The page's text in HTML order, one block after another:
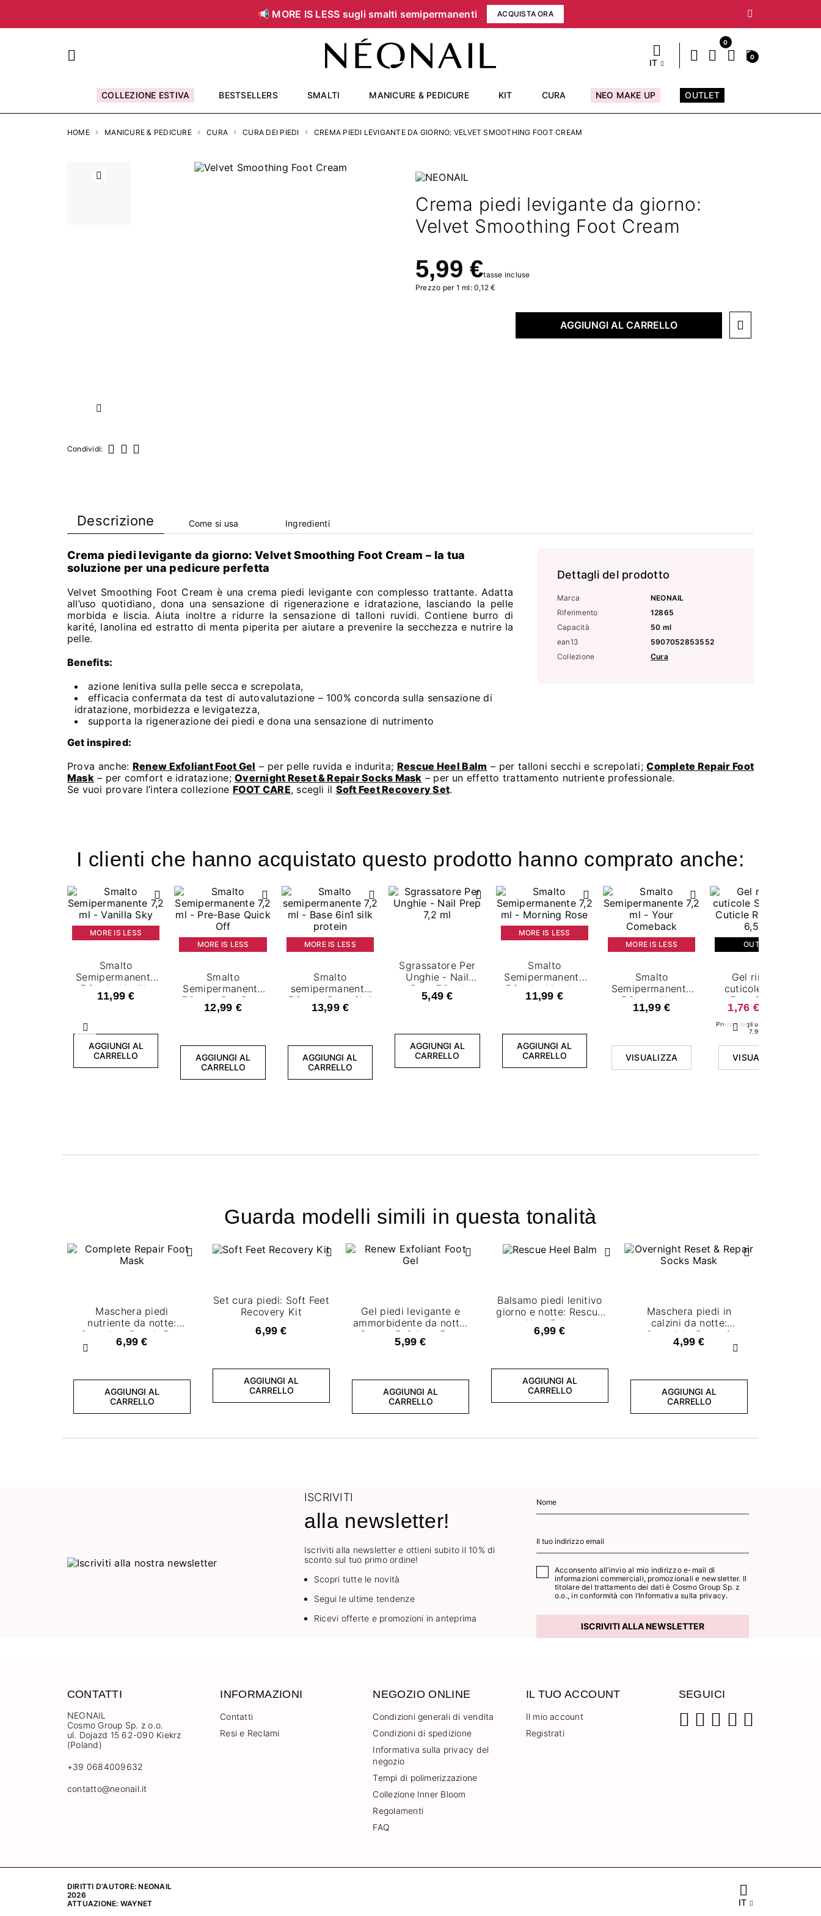
📢 MORE IS LESS sugli smalti semipermanenti ACQUISTA ORA
IT
0
0
COLLEZIONE ESTIVA BESTSELLERS SMALTI MANICURE & PEDICURE KIT CURA NEO MAKE UP OUTLET
HOME MANICURE & PEDICURE CURA CURA DEI PIEDI CREMA PIEDI LEVIGANTE DA GIORNO: VELVET SMOOTHING FOOT CREAM
Precedente
Successivo
Condividi:
Crema piedi levigante da giorno:
Velvet Smoothing Foot Cream
5,99 €tasse incluse
Prezzo per 1 ml: 0,12 €
AGGIUNGI AL CARRELLO
Descrizione Come si usa Ingredienti
Dettagli del prodotto
Marca
NEONAIL
Riferimento
12865
Capacità
50 ml
ean13
5907052853552
Collezione
Cura
Crema piedi levigante da giorno: Velvet Smoothing Foot Cream – la tua
soluzione per una pedicure perfetta
Velvet Smoothing Foot Cream è una crema piedi levigante con complesso trattante. Adatta
all’uso quotidiano, dona una sensazione di rigenerazione e idratazione, lasciando la pelle
morbida e liscia. Aiuta inoltre a ridurre la sensazione di talloni ruvidi. Contiene burro di
karité, lanolina ed estratto di menta piperita per aiutare a prevenire la secchezza e nutrire la
pelle.
Benefits:
azione lenitiva sulla pelle secca e screpolata,
efficacia confermata da test di autovalutazione – 100% concorda sulla sensazione di
idratazione, morbidezza e levigatezza,
supporta la rigenerazione dei piedi e dona una sensazione di nutrimento
Get inspired:
Prova anche: Renew Exfoliant Foot Gel – per pelle ruvida e indurita; Rescue Heel Balm – per talloni secchi e screpolati;Complete Repair Foot
Mask– per comfort e idratazione;Overnight Reset & Repair Socks Mask – per un effetto trattamento nutriente professionale.
Se vuoi provare l’intera collezione FOOT CARE, scegli il Soft Feet Recovery Set.
I clienti che hanno acquistato questo prodotto hanno comprato anche:
Precedente Successivo
MORE IS LESS
Smalto
Semipermanente
7,2 ml - Vanilla
Sky
11,99 €
AGGIUNGI AL
CARRELLO
MORE IS LESS
Smalto
Semipermanente
7,2 ml - Pre-Base
Quick Off
12,99 €
AGGIUNGI AL
CARRELLO
MORE IS LESS
Smalto
semipermanente
7,2 ml - Base 6in1
silk protein
13,99 €
AGGIUNGI AL
CARRELLO
Sgrassatore Per
Unghie - Nail
Prep 7,2 ml
5,49 €
AGGIUNGI AL
CARRELLO
MORE IS LESS
Smalto
Semipermanente
7,2 ml - Morning
Rose
11,99 €
AGGIUNGI AL
CARRELLO
MORE IS LESS
Smalto
Semipermanente
7,2 ml - Your
Comeback
11,99 €
VISUALIZZA
OUTLET
Gel rimuovi
cuticole Super
Fast Cuticle
Remover - 6,5 ml
1,76 €
Prezzo degli ultimi 30 giorni:
7.99 €
VISUALIZZA
Guarda modelli simili in questa tonalità
Precedente Successivo
Maschera piedi
nutriente da notte:
Complete Repair Foot
Mask
6,99 €
AGGIUNGI AL
CARRELLO
Set cura piedi: Soft Feet
Recovery Kit
6,99 €
AGGIUNGI AL
CARRELLO
Gel piedi levigante e
ammorbidente da notte:
Renew Exfoliant Foot
Gel
5,99 €
AGGIUNGI AL
CARRELLO
Balsamo piedi lenitivo
giorno e notte: Rescue
Heel Balm
6,99 €
AGGIUNGI AL
CARRELLO
Maschera piedi in
calzini da notte:
Overnight Reset &
Repair Socks Mask
4,99 €
AGGIUNGI AL
CARRELLO
ISCRIVITI
alla newsletter!
Iscriviti alla newsletter e ottieni subito il 10% di
sconto sul tuo primo ordine!
Scopri tutte le novità
Segui le ultime tendenze
Ricevi offerte e promozioni in anteprima
Acconsento all’invio al mio indirizzo e-mail di
informazioni commerciali, promozionali e newsletter. Il
titolare del trattamento dei dati è Cosmo Group Sp. z
o.o., in conformità con l’Informativa sulla privacy.
ISCRIVITI ALLA NEWSLETTER
CONTATTI
NEONAIL
Cosmo Group Sp. z o.o.
ul. Dojazd 15 62-090 Kiekrz
(Poland)
+39 0684009632
contatto@neonail.it
INFORMAZIONI
Contatti
Resi e Reclami
NEGOZIO ONLINE
Condizioni generali di vendita
Condizioni di spedizione
Informativa sulla privacy del
negozio
Tempi di polimerizzazione
Collezione Inner Bloom
Regolamenti
FAQ
IL TUO ACCOUNT
Il mio account
Registrati
SEGUICI
DIRITTI D'AUTORE: NEONAIL
2026
ATTUAZIONE: WAYNET IT